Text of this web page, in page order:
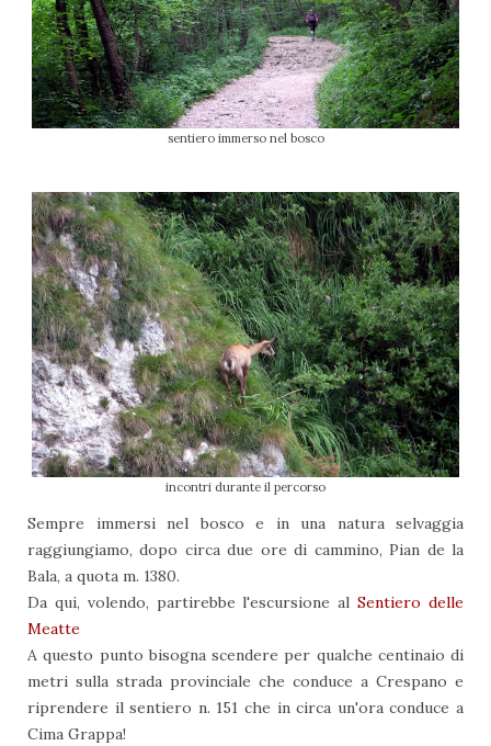
sentiero immerso nel bosco
incontri durante il percorso
Sempre immersi nel bosco e in una natura selvaggia
raggiungiamo, dopo circa due ore di cammino, Pian de la
Bala, a quota m. 1380.
Da qui, volendo, partirebbe l'escursione alSentiero delle
Meatte
A questo punto bisogna scendere per qualche centinaio di
metri sulla strada provinciale che conduce a Crespano e
riprendere il sentiero n. 151 che in circa un'ora conduce a
Cima Grappa!